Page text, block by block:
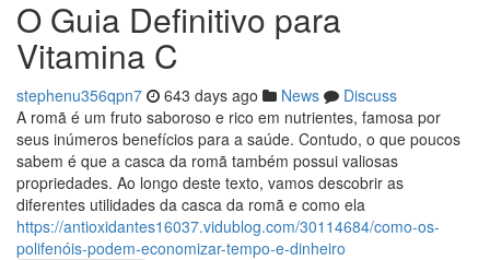
O Guia Definitivo para
Vitamina C
stephenu356qpn7 643 days ago News
Discuss
A romã é um fruto saboroso e rico em nutrientes, famosa por
seus inúmeros benefícios para a saúde. Contudo, o que poucos
sabem é que a casca da romã também possui valiosas
propriedades. Ao longo deste texto, vamos descobrir as
diferentes utilidades da casca da romã e como ela
https://antioxidantes16037.vidublog.com/30114684/como-os-
polifenóis-podem-economizar-tempo-e-dinheiro